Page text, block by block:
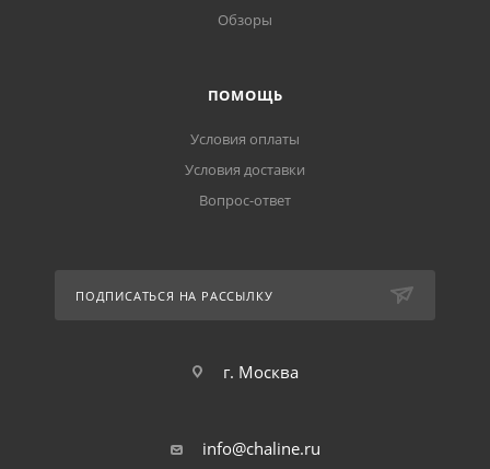
Обзоры
ПОМОЩЬ
Условия оплаты
Условия доставки
Вопрос-ответ
ПОДПИСАТЬСЯ НА РАССЫЛКУ
г. Москва
info@chaline.ru